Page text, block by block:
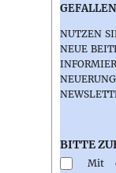
NUTZEN
NEUE
BITTE
Mit